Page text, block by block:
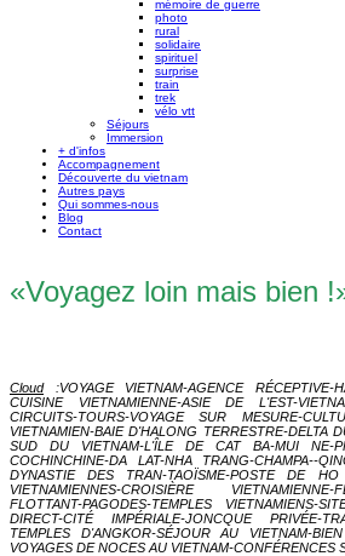
mémoire de guerre
photo
rural
solidaire
spirituel
surprise
train
trek
vélo vtt
Séjours
Immersion
+ d'infos
Accompagnement
Découverte du vietnam
Autres pays
Qui sommes-nous
Blog
Contact
«Voyagez loin mais bien
Cloud:VOYAGE VIETNAM-AGENCE
CUISINE VIETNAMIENNE-ASIE DE L'EST-
CIRCUITS-TOURS-VOYAGE SUR MESURE-
VIETNAMIEN-BAIE D'HALONG TERRESTRE-DELTA
SUD DU VIETNAM-L'ÎLE DE CAT BA-MUI NE-
COCHINCHINE-DA LAT-NHA TRANG-CHAMPA--
DYNASTIE DES TRAN-TAOÏSME-POSTE DE
VIETNAMIENNES-CROISIÈRE VIETNAMIENNE-
FLOTTANT-PAGODES-TEMPLES VIETNAMIENS-
DIRECT-CITÉ IMPÉRIALE-JONCQUE PRIVÉE-
TEMPLES D'ANGKOR-SÉJOUR AU VIETNAM-
VOYAGES DE NOCES AU VIETNAM-CONFÉRENCES